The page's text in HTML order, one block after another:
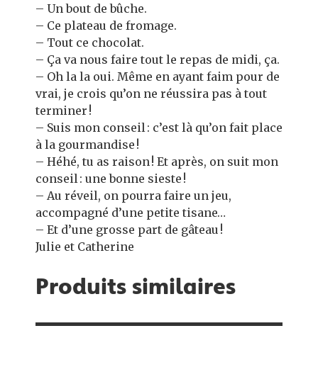
– Un bout de bûche.
– Ce plateau de fromage.
– Tout ce chocolat.
– Ça va nous faire tout le repas de midi, ça.
– Oh la la oui. Même en ayant faim pour de
vrai, je crois qu’on ne réussira pas à tout
terminer !
– Suis mon conseil : c’est là qu’on fait place
à la gourmandise !
– Héhé, tu as raison ! Et après, on suit mon
conseil : une bonne sieste !
– Au réveil, on pourra faire un jeu,
accompagné d’une petite tisane…
– Et d’une grosse part de gâteau !
Julie et Catherine
Produits similaires